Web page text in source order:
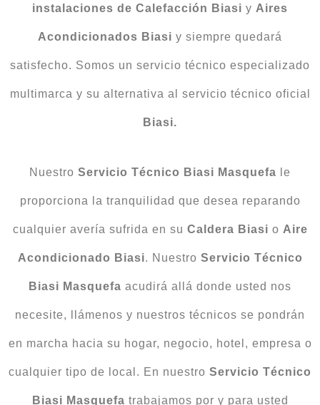
instalaciones de Calefacción Biasi y Aires
Acondicionados Biasi y siempre quedará
satisfecho. Somos un servicio técnico especializado
multimarca y su alternativa al servicio técnico oficial
Biasi.
Nuestro Servicio Técnico Biasi Masquefa le
proporciona la tranquilidad que desea reparando
cualquier avería sufrida en su Caldera Biasi o Aire
Acondicionado Biasi. Nuestro Servicio Técnico
Biasi Masquefa acudirá allá donde usted nos
necesite, llámenos y nuestros técnicos se pondrán
en marcha hacia su hogar, negocio, hotel, empresa o
cualquier tipo de local. En nuestro Servicio Técnico
Biasi Masquefa trabajamos por y para usted